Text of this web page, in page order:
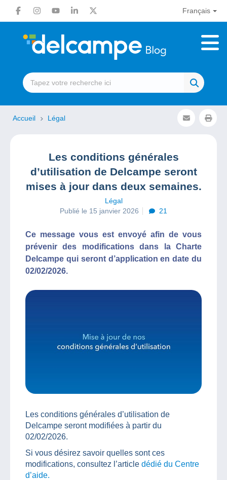
Français
Accueil Légal
Les conditions générales
d’utilisation de Delcampe seront
mises à jour dans deux semaines.
Légal
Publié le 15 janvier 2026
21
Ce message vous est envoyé afin de vous
prévenir des modifications dans la Charte
Delcampe qui seront d’application en date du
02/02/2026.
Les conditions générales d’utilisation de
Delcampe seront modifiées à partir du
02/02/2026.
Si vous désirez savoir quelles sont ces
modifications, consultez l’article dédié du Centre
d’aide.